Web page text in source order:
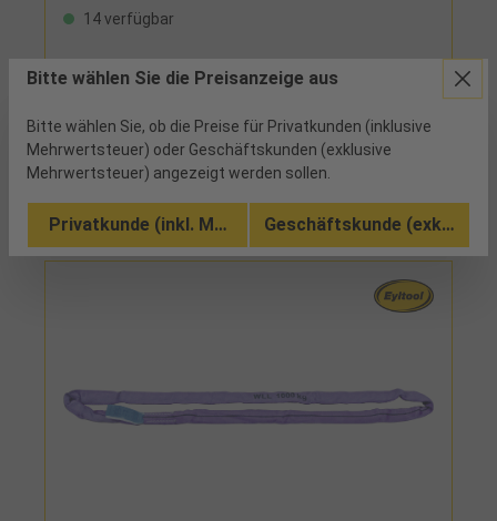
14 verfügbar
Vergleichen
Zu den Ausführungen (2)
Bitte wählen Sie die Preisanzeige aus
Bitte wählen Sie, ob die Preise für Privatkunden (inklusive
Mehrwertsteuer) oder Geschäftskunden (exklusive
Mehrwertsteuer) angezeigt werden sollen.
Privatkunde (inkl. MwSt.) Geschäftskunde (exkl.